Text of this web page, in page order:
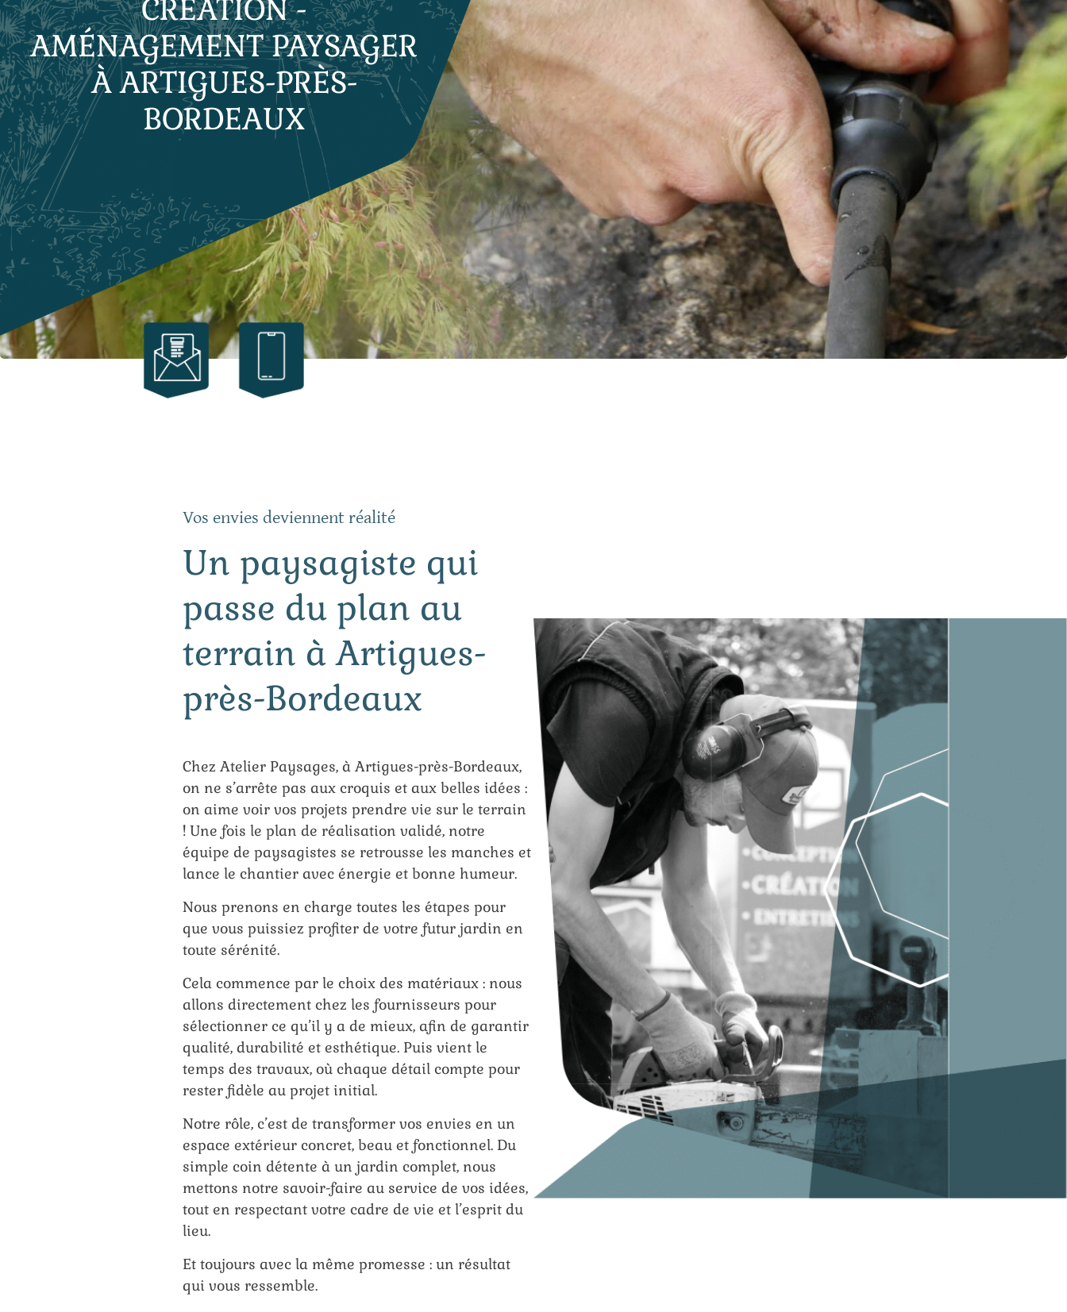
CRÉATION -
AMÉNAGEMENT PAYSAGER
À ARTIGUES-PRÈS-
BORDEAUX
Vos envies deviennent réalité
Un paysagiste qui
passe du plan au
terrain à Artigues-
près-Bordeaux
Chez Atelier Paysages, à Artigues-près-Bordeaux,
on ne s’arrête pas aux croquis et aux belles idées :
on aime voir vos projets prendre vie sur le terrain
! Une fois le plan de réalisation validé, notre
équipe de paysagistes se retrousse les manches et
lance le chantier avec énergie et bonne humeur.
Nous prenons en charge toutes les étapes pour
que vous puissiez profiter de votre futur jardin en
toute sérénité.
Cela commence par le choix des matériaux : nous
allons directement chez les fournisseurs pour
sélectionner ce qu’il y a de mieux, afin de garantir
qualité, durabilité et esthétique. Puis vient le
temps des travaux, où chaque détail compte pour
rester fidèle au projet initial.
Notre rôle, c’est de transformer vos envies en un
espace extérieur concret, beau et fonctionnel. Du
simple coin détente à un jardin complet, nous
mettons notre savoir-faire au service de vos idées,
tout en respectant votre cadre de vie et l’esprit du
lieu.
Et toujours avec la même promesse : un résultat
qui vous ressemble.